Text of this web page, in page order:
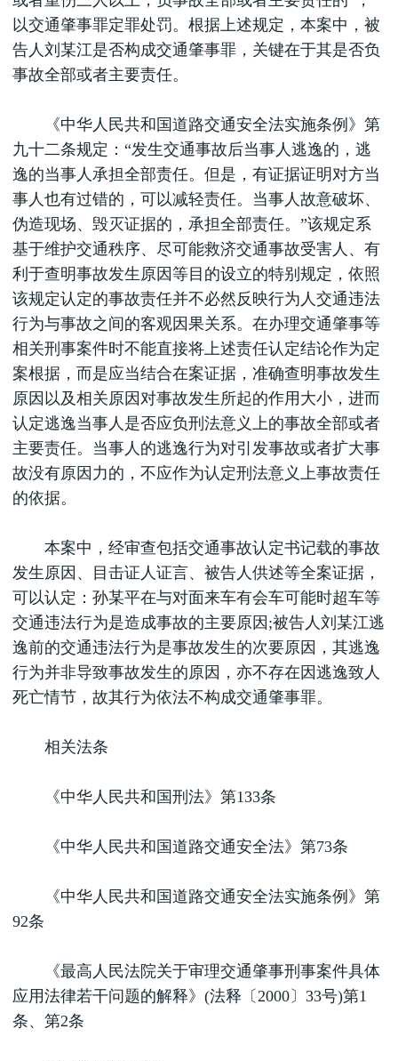
以交通肇事罪定罪处罚。根据上述规定，本案中，被
告人刘某江是否构成交通肇事罪，关键在于其是否负
事故全部或者主要责任。
《中华人民共和国道路交通安全法实施条例》第
九十二条规定：“发生交通事故后当事人逃逸的，逃
逸的当事人承担全部责任。但是，有证据证明对方当
事人也有过错的，可以减轻责任。当事人故意破坏、
伪造现场、毁灭证据的，承担全部责任。”该规定系
基于维护交通秩序、尽可能救济交通事故受害人、有
利于查明事故发生原因等目的设立的特别规定，依照
该规定认定的事故责任并不必然反映行为人交通违法
行为与事故之间的客观因果关系。在办理交通肇事等
相关刑事案件时不能直接将上述责任认定结论作为定
案根据，而是应当结合在案证据，准确查明事故发生
原因以及相关原因对事故发生所起的作用大小，进而
认定逃逸当事人是否应负刑法意义上的事故全部或者
主要责任。当事人的逃逸行为对引发事故或者扩大事
故没有原因力的，不应作为认定刑法意义上事故责任
的依据。
本案中，经审查包括交通事故认定书记载的事故
发生原因、目击证人证言、被告人供述等全案证据，
可以认定：孙某平在与对面来车有会车可能时超车等
交通违法行为是造成事故的主要原因;被告人刘某江逃
逸前的交通违法行为是事故发生的次要原因，其逃逸
行为并非导致事故发生的原因，亦不存在因逃逸致人
死亡情节，故其行为依法不构成交通肇事罪。
相关法条
《中华人民共和国刑法》第133条
《中华人民共和国道路交通安全法》第73条
《中华人民共和国道路交通安全法实施条例》第
92条
《最高人民法院关于审理交通肇事刑事案件具体
应用法律若干问题的解释》(法释〔2000〕33号)第1
条、第2条